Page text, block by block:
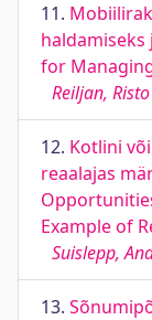
11.
haldamiseks
for
Reiljan, Risto
12. Kotlini
reaalajas
Example of
Suislepp,
13.